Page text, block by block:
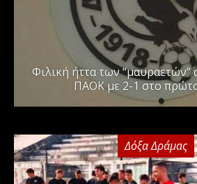
Φιλική ήττα των “μαυραετών”
ΠΑΟΚ με 2-1 στο
Δόξα Δράμας